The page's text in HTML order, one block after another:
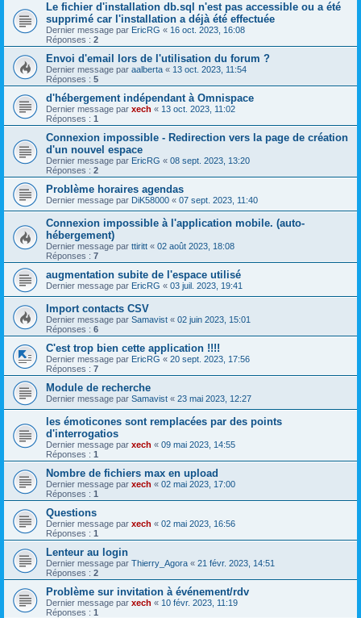
Le fichier d'installation db.sql n'est pas accessible ou a été
supprimé car l'installation a déjà été effectuée
Dernier message par EricRG « 16 oct. 2023, 16:08
Réponses : 2
Envoi d'email lors de l'utilisation du forum ?
Dernier message par aalberta « 13 oct. 2023, 11:54
Réponses : 5
d'hébergement indépendant à Omnispace
Dernier message par xech « 13 oct. 2023, 11:02
Réponses : 1
Connexion impossible - Redirection vers la page de création
d'un nouvel espace
Dernier message par EricRG « 08 sept. 2023, 13:20
Réponses : 2
Problème horaires agendas
Dernier message par DiK58000 « 07 sept. 2023, 11:40
Connexion impossible à l'application mobile. (auto-
hébergement)
Dernier message par ttiritt « 02 août 2023, 18:08
Réponses : 7
augmentation subite de l'espace utilisé
Dernier message par EricRG « 03 juil. 2023, 19:41
Import contacts CSV
Dernier message par Samavist « 02 juin 2023, 15:01
Réponses : 6
C'est trop bien cette application !!!!
Dernier message par EricRG « 20 sept. 2023, 17:56
Réponses : 7
Module de recherche
Dernier message par Samavist « 23 mai 2023, 12:27
les émoticones sont remplacées par des points
d'interrogatios
Dernier message par xech « 09 mai 2023, 14:55
Réponses : 1
Nombre de fichiers max en upload
Dernier message par xech « 02 mai 2023, 17:00
Réponses : 1
Questions
Dernier message par xech « 02 mai 2023, 16:56
Réponses : 1
Lenteur au login
Dernier message par Thierry_Agora « 21 févr. 2023, 14:51
Réponses : 2
Problème sur invitation à événement/rdv
Dernier message par xech « 10 févr. 2023, 11:19
Réponses : 1